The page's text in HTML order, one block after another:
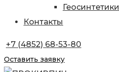
Геосинтетики
Контакты
+7 (4852) 68-53-80
Оставить заявку